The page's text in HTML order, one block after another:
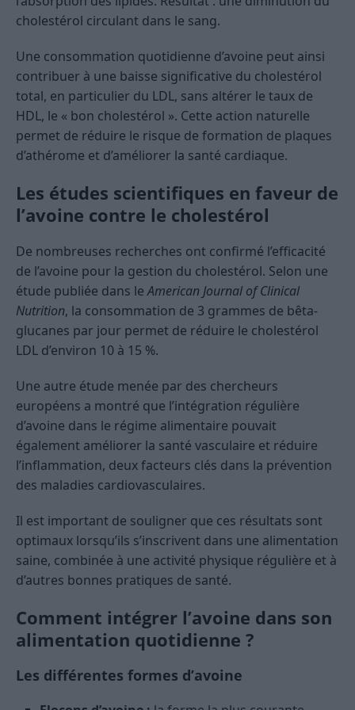
cholestérol circulant dans le sang.
Une consommation quotidienne d’avoine peut ainsi
contribuer à une baisse significative du cholestérol
total, en particulier du LDL, sans altérer le taux de
HDL, le « bon cholestérol ». Cette action naturelle
permet de réduire le risque de formation de plaques
d’athérome et d’améliorer la santé cardiaque.
Les études scientifiques en faveur de
l’avoine contre le cholestérol
De nombreuses recherches ont confirmé l’efficacité
de l’avoine pour la gestion du cholestérol. Selon une
étude publiée dans leAmerican Journal of Clinical
Nutrition, la consommation de 3 grammes de bêta-
glucanes par jour permet de réduire le cholestérol
LDL d’environ 10 à 15 %.
Une autre étude menée par des chercheurs
européens a montré que l’intégration régulière
d’avoine dans le régime alimentaire pouvait
également améliorer la santé vasculaire et réduire
l’inflammation, deux facteurs clés dans la prévention
des maladies cardiovasculaires.
Il est important de souligner que ces résultats sont
optimaux lorsqu’ils s’inscrivent dans une alimentation
saine, combinée à une activité physique régulière et à
d’autres bonnes pratiques de santé.
Comment intégrer l’avoine dans son
alimentation quotidienne ?
Les différentes formes d’avoine